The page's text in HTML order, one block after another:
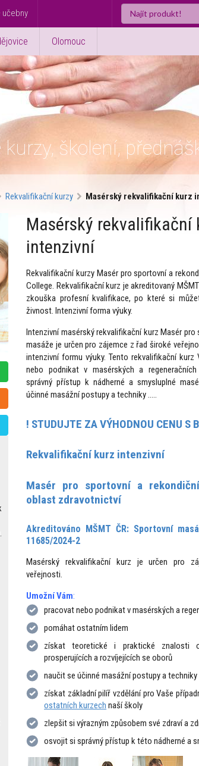
učebny
Olomouc
kurzy, školení,
Rekvalifikační kurzy Masérský rekvalifikační kurz
Masérský rekvalifikační
intenzivní
Rekvalifikační kurzy Masér pro sportovní a
College. Rekvalifikační kurz je akreditovaný
zkouška profesní kvalifikace, po které si
živnost. Intenzivní forma výuky.
Intenzivní masérský rekvalifikační kurz Masér
masáže je určen pro zájemce z řad široké
intenzivní formu výuky. Tento rekvalifikační kurz
nebo podnikat v masérských a
správný přístup k nádherné a smysluplné
účinné masážní postupy a techniky .....
! STUDUJTE ZA VÝHODNOU CENU S
Rekvalifikační kurz intenzivní
Masér pro sportovní a
oblast zdravotnictví
Akreditováno MŠMT ČR: Sportovní
11685/2024-2
Masérský rekvalifikační kurz je určen pro
veřejnosti.
Umožní Vám:
pracovat nebo podnikat v masérských a
pomáhat ostatním lidem
získat teoretické i praktické znalosti
prosperujících a rozvíjejících se oborů
naučit se účinné masážní postupy a techniky
získat základní pilíř vzdělání pro Vaše
ostatních kurzech naší školy
zlepšit si výrazným způsobem své zdraví a
osvojit si správný přístup k této nádherné a